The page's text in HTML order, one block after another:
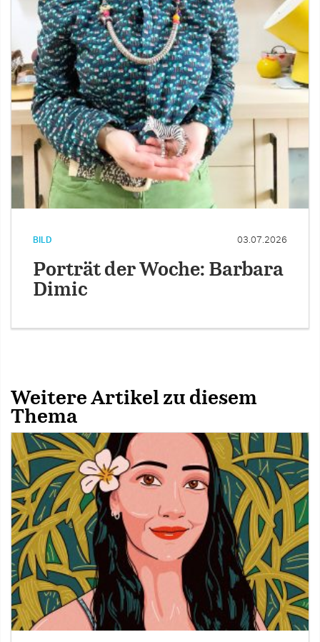
BILD 03.07.2026
Porträt der Woche: Barbara
Dimic
Weitere Artikel zu diesem
Thema